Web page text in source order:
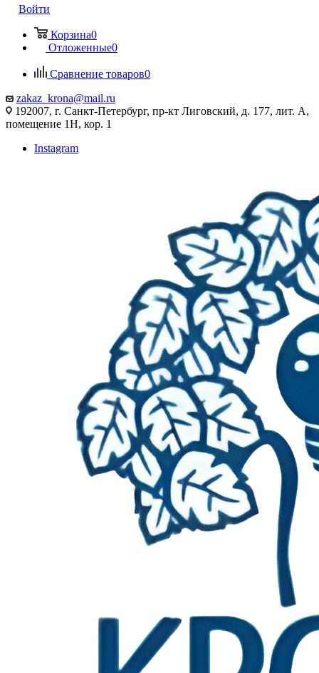
Войти
Корзина0
Отложенные0
Сравнение товаров0
zakaz_krona@mail.ru
192007, г. Санкт-Петербург, пр-кт Лиговский, д. 177, лит. А,
помещение 1Н, кор. 1
Instagram